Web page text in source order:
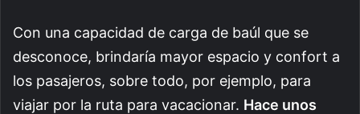
Con una capacidad de carga de baúl que se
desconoce, brindaría mayor espacio y confort a
los pasajeros, sobre todo, por ejemplo, para
viajar por la ruta para vacacionar. Hace unos